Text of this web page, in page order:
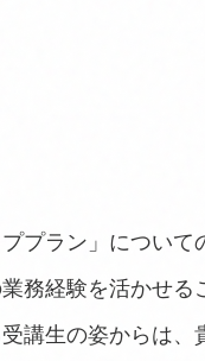
プラン」につい
務経験を活かせ
講生の姿からは